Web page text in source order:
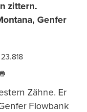
zittern.
Genfer
23.818
drucken
Zähne. Er
Flowbank